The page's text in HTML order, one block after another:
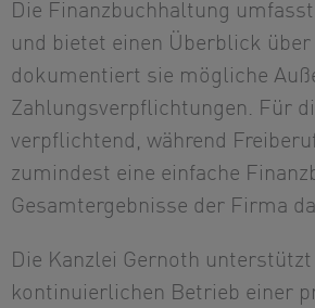
Die Finanzbuchhaltung
und bietet einen Überblick
dokumentiert sie mögliche
Zahlungsverpflichtungen. Für
verpflichtend, während
zumindest eine einfache
Gesamtergebnisse der Firma
Die Kanzlei Gernoth
kontinuierlichen Betrieb einer